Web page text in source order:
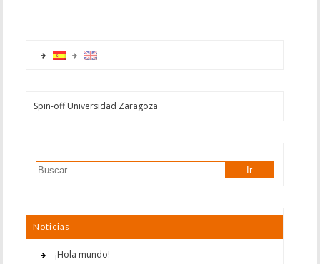
Spin-off Universidad Zaragoza
Noticias
¡Hola mundo!